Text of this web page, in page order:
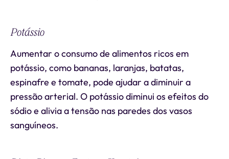
Potássio
Aumentar o consumo de alimentos ricos em
potássio, como bananas, laranjas, batatas,
espinafre e tomate, pode ajudar a diminuir a
pressão arterial. O potássio diminui os efeitos do
sódio e alivia a tensão nas paredes dos vasos
sanguíneos.